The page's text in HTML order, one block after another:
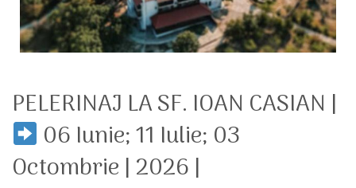
PELERINAJ LA SF. IOAN CASIAN |
06 Iunie; 11 Iulie; 03
Octombrie | 2026 |